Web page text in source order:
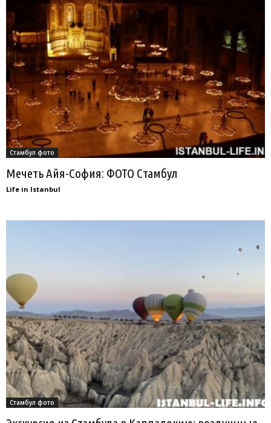
Стамбул фото
Мечеть Айя-София: ФОТО Стамбул
Life in Istanbul
Стамбул фото